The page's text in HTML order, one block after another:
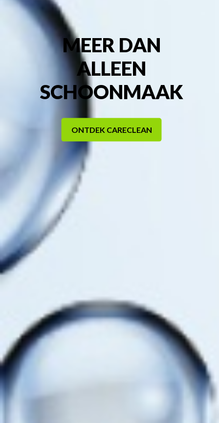
MEER DAN
ALLEEN
SCHOONMAAK
ONTDEK CARECLEAN